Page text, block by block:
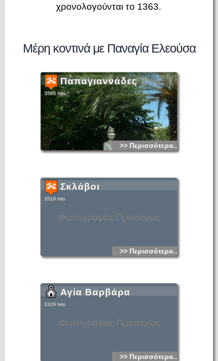
χρονολογούνται το 1363.
Μέρη κοντινά με Παναγία Ελεούσα
Παπαγιαννάδες
3565 hits
>> Περισσότερα...
Φωτογραφίες Προσεχώς
Σκλάβοι
3519 hits
>> Περισσότερα...
Φωτογραφίες Προσεχώς
Αγία Βαρβάρα
3329 hits
>> Περισσότερα...